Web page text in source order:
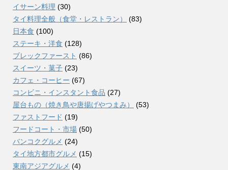
イサーン料理 (30)
タイ料理全般（食堂・レストラン）
(83)
日本食 (100)
ステーキ・洋食 (128)
ブレックファースト (86)
スイーツ・菓子 (23)
カフェ・コーヒー (67)
コンビニ・インスタント食品 (27)
屋台もの（焼き鳥や唐揚げやつまみ）
(53)
ファストフード (19)
フードコート・市場 (50)
バンコクグルメ (24)
タイ地方都市グルメ (15)
東南アジアグルメ (4)